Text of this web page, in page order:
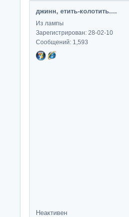
джинн, етить-колотить....
Из лампы
Зарегистрирован: 28-02-10
Сообщений: 1,593
Неактивен